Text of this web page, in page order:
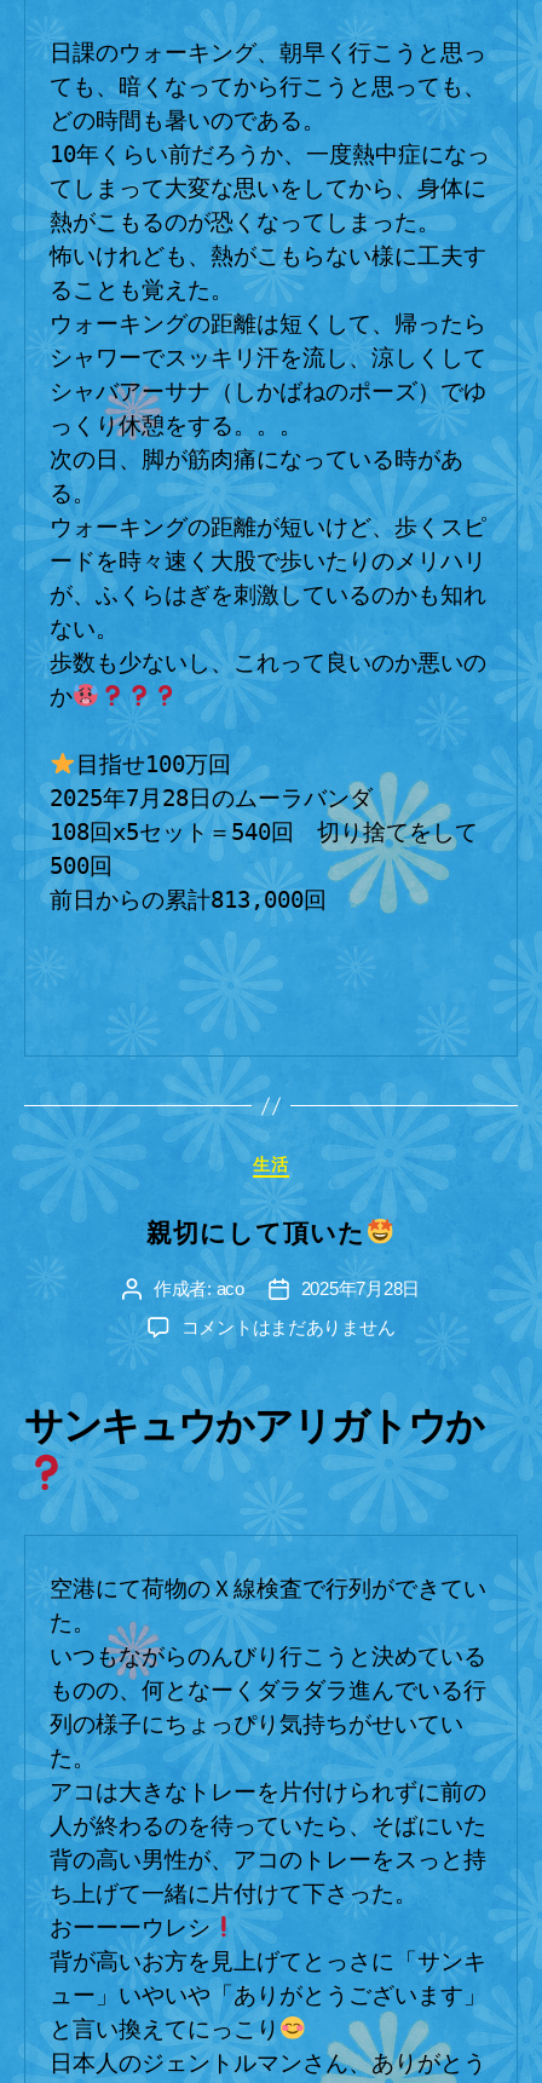
行
け
な
い
し
へ
の
日課のウォーキング、朝早く行こうと思っ
ても、暗くなってから行こうと思っても、
どの時間も暑いのである。
10年くらい前だろうか、一度熱中症になっ
てしまって大変な思いをしてから、身体に
熱がこもるのが恐くなってしまった。
怖いけれども、熱がこもらない様に工夫す
ることも覚えた。
ウォーキングの距離は短くして、帰ったら
シャワーでスッキリ汗を流し、涼しくして
シャバアーサナ（しかばねのポーズ）でゆ
っくり休憩をする。。。
次の日、脚が筋肉痛になっている時があ
る。
ウォーキングの距離が短いけど、歩くスピ
ードを時々速く大股で歩いたりのメリハリ
が、ふくらはぎを刺激しているのかも知れ
ない。
歩数も少ないし、これって良いのか悪いの
か
目指せ100万回
2025年7月28日のムーラバンダ
108回x5セット＝540回　切り捨てをして
500回
前日からの累計813,000回
カ
テ
ゴ
リ
ー
生活
親切にして頂いた
投
稿
者
作成者:aco
投
稿
日
2025年7月28日
親
に
し
て
頂
の
コメントはまだありません
サンキュウかアリガトウか
空港にて荷物のＸ線検査で行列ができてい
た。
いつもながらのんびり行こうと決めている
ものの、何となーくダラダラ進んでいる行
列の様子にちょっぴり気持ちがせいてい
た。
アコは大きなトレーを片付けられずに前の
人が終わるのを待っていたら、そばにいた
背の高い男性が、アコのトレーをスっと持
ち上げて一緒に片付けて下さった。
おーーーウレシ
背が高いお方を見上げてとっさに「サンキ
ュー」いやいや「ありがとうございます」
と言い換えてにっこり
日本人のジェントルマンさん、ありがとう